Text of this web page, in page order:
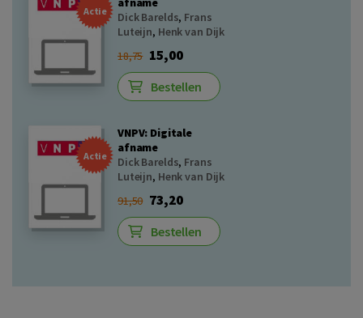
Actie
Dick Barelds, Frans
Luteijn, Henk van Dijk
18,75 15,00
Bestellen
Actie
VNPV: Digitale
afname
Dick Barelds, Frans
Luteijn, Henk van Dijk
91,50 73,20
Bestellen